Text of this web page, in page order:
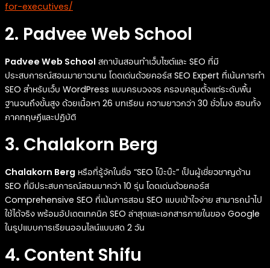
for-executives/
2. Padvee Web School
Padvee Web School สถาบันสอนทำเว็บไซต์และ SEO ที่มี
ประสบการณ์สอนมายาวนาน โดดเด่นด้วยคอร์ส SEO Expert ที่เน้นการทำ
SEO สำหรับเว็บ WordPress แบบครบวงจร ครอบคลุมตั้งแต่ระดับพื้น
ฐานจนถึงขั้นสูง ด้วยเนื้อหา 26 บทเรียน ความยาวกว่า 30 ชั่วโมง สอนทั้ง
ภาคทฤษฎีและปฏิบัติ
3. Chalakorn Berg
Chalakorn Berg หรือที่รู้จักในชื่อ “SEO โบ๊ะบ๊ะ” เป็นผู้เชี่ยวชาญด้าน
SEO ที่มีประสบการณ์สอนมากว่า 10 รุ่น โดดเด่นด้วยคอร์ส
Comprehensive SEO ที่เน้นการสอน SEO แบบเข้าใจง่าย สามารถนำไป
ใช้ได้จริง พร้อมอัปเดตเทคนิค SEO ล่าสุดและเอกสารภายในของ Google
ในรูปแบบการเรียนออนไลน์แบบสด 2 วัน
4. Content Shifu